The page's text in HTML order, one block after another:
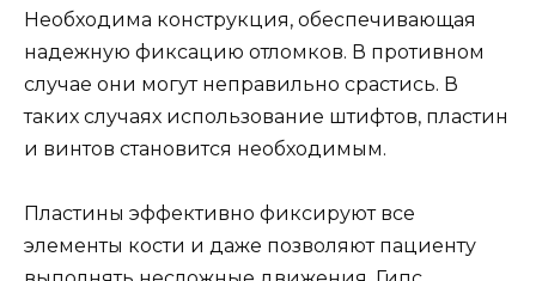
Необходима конструкция, обеспечивающая
надежную фиксацию отломков. В противном
случае они могут неправильно срастись. В
таких случаях использование штифтов, пластин
и винтов становится необходимым.
Пластины эффективно фиксируют все
элементы кости и даже позволяют пациенту